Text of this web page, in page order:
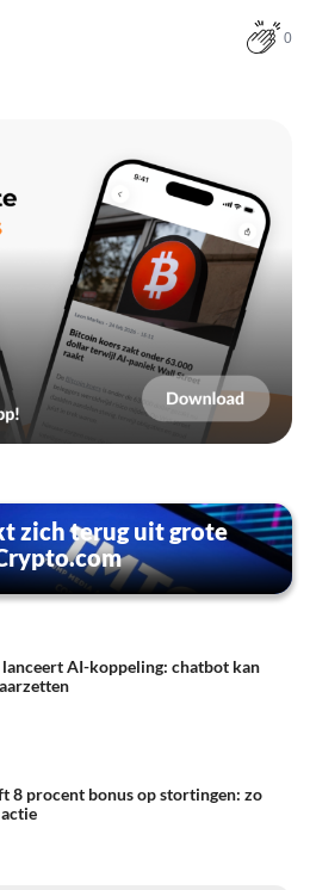
0
zich terug uit grote
AI-koppeling: chatbot kan
8 procent bonus op stortingen: zo